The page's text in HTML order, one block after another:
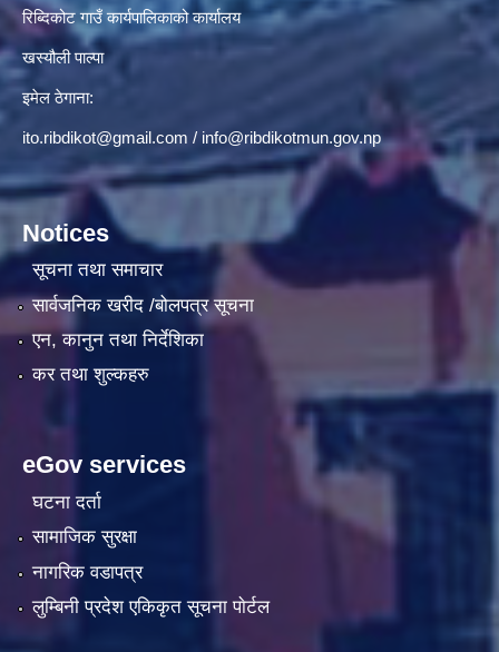
रिब्दिकोट गाउँ कार्यपालिकाको कार्यालय
खस्यौली पाल्पा
इमेल ठेगाना:
ito.ribdikot@gmail.com / info@ribdikotmun.gov.np
Notices
सूचना तथा समाचार
सार्वजनिक खरीद /बोलपत्र सूचना
एन, कानुन तथा निर्देशिका
कर तथा शुल्कहरु
eGov services
घटना दर्ता
सामाजिक सुरक्षा
नागरिक वडापत्र
लुम्बिनी प्रदेश एकिकृत सूचना पाेर्टल